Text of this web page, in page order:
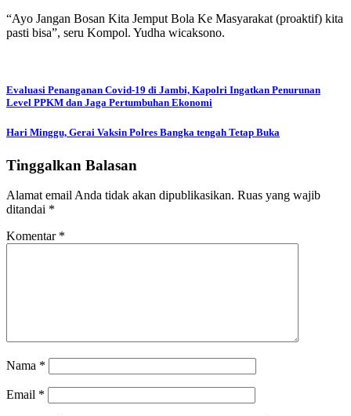
“Ayo Jangan Bosan Kita Jemput Bola Ke Masyarakat (proaktif) kita
pasti bisa”, seru Kompol. Yudha wicaksono.
Navigasi
Evaluasi Penanganan Covid-19 di Jambi, Kapolri Ingatkan Penurunan
Level PPKM dan Jaga Pertumbuhan Ekonomi
Hari Minggu, Gerai Vaksin Polres Bangka tengah Tetap Buka
Tinggalkan Balasan
Alamat email Anda tidak akan dipublikasikan. Ruas yang wajib
ditandai *
Komentar *
Nama *
Email *